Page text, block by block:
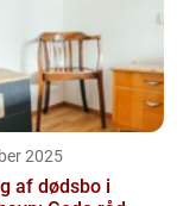
2025
af dødsbo i